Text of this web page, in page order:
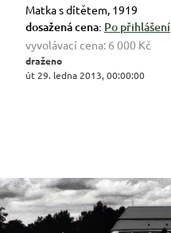
Matka s dítětem, 1919
dosažená cena: Po přihlášení
vyvolávací cena: 6 000 Kč
draženo
út 29. ledna 2013, 00:00:00